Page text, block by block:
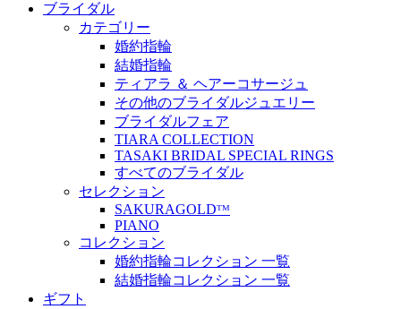
ブライダル
カテゴリー
婚約指輪
結婚指輪
ティアラ ＆ ヘアーコサージュ
その他のブライダルジュエリー
ブライダルフェア
TIARA COLLECTION
TASAKI BRIDAL SPECIAL RINGS
すべてのブライダル
セレクション
SAKURAGOLDᵀᴹ
PIANO
コレクション
婚約指輪コレクション 一覧
結婚指輪コレクション 一覧
ギフト